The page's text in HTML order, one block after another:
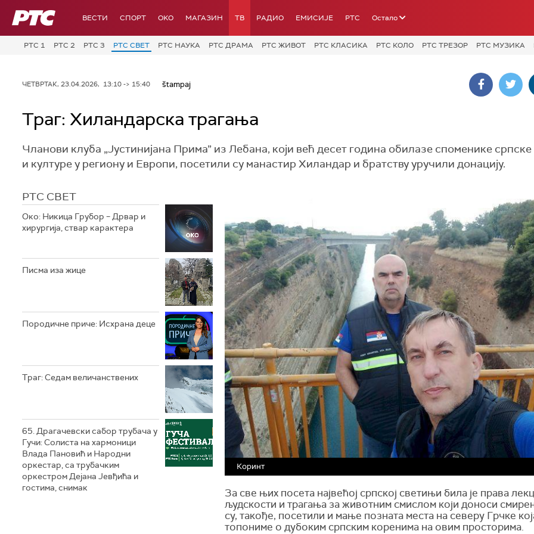
РТС ВЕСТИ СПОРТ OKO МАГАЗИН ТВ РАДИО ЕМИСИЈЕ РТС Остало
РТС 1 РТС 2 РТС 3 РТС СВЕТ РТС НАУКА РТС ДРАМА РТС ЖИВОТ РТС КЛАСИКА РТС КОЛО РТС ТРЕЗОР РТС МУЗИКА
ЧЕТВРТАК, 23.04.2026, 13:10 -> 15:40 štampaj
Траг: Хиландарска трагања
Чланови клуба „Јустинијана Прима” из Лебана, који већ десет година обилазе споменике српске
и културе у региону и Европи, посетили су манастир Хиландар и братству уручили донацију.
РТС СВЕТ
Око: Никица Грубор – Дрвар и
хирургија, ствар карактера
Писма иза жице
Породичне приче: Исхрана деце
Траг: Седам величанствених
65. Драгачевски сабор трубача у
Гучи: Солиста на хармоници
Влада Пановић и Народни
оркестар, са трубачким
оркестром Дејана Јевђића и
гостима, снимак
Коринт
За све њих посета највећој српској светињи била је права
људскости и трагања за животним смислом који доноси
су, такође, посетили и мање позната места на северу Грчке
топониме о дубоким српским коренима на овим просторима.